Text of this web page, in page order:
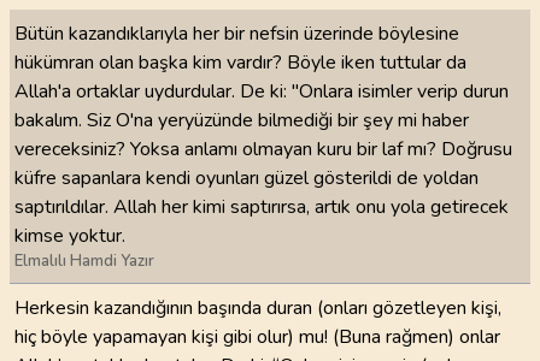
Bütün kazandıklarıyla her bir nefsin üzerinde böylesine
hükümran olan başka kim vardır? Böyle iken tuttular da
Allah'a ortaklar uydurdular. De ki: "Onlara isimler verip durun
bakalım. Siz O'na yeryüzünde bilmediği bir şey mi haber
vereceksiniz? Yoksa anlamı olmayan kuru bir laf mı? Doğrusu
küfre sapanlara kendi oyunları güzel gösterildi de yoldan
saptırıldılar. Allah her kimi saptırırsa, artık onu yola getirecek
kimse yoktur.
Elmalılı Hamdi Yazır
Herkesin kazandığının başında duran (onları gözetleyen kişi,
hiç böyle yapamayan kişi gibi olur) mu! (Buna rağmen) onlar